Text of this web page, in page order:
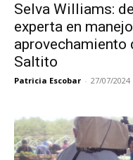
Selva Williams:
experta en
aprovechamiento
Saltito
Patricia Escobar - 27/07/2024